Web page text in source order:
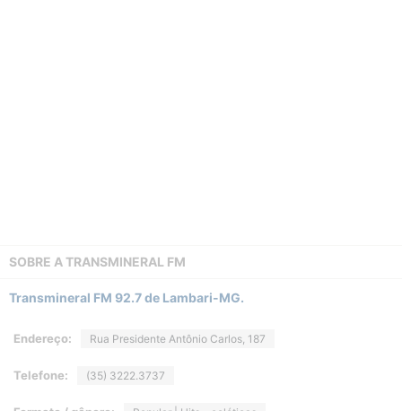
SOBRE ATRANSMINERAL FM
Transmineral FM 92.7 de Lambari-MG.
Endereço: Rua Presidente Antônio Carlos, 187
Telefone: (35) 3222.3737